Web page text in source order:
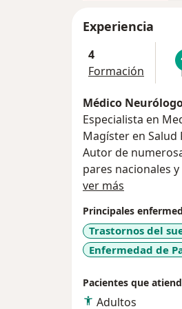
Experiencia
4
Formación
Médico
Especialista en
Magíster en Salud
Autor de
pares nacionales
Director
Membresías
• Fellow de la
• Miembro
• American
• Federación
ver más
Principales
Trastornos del
Enfermedad de
Pacientes que
Adultos